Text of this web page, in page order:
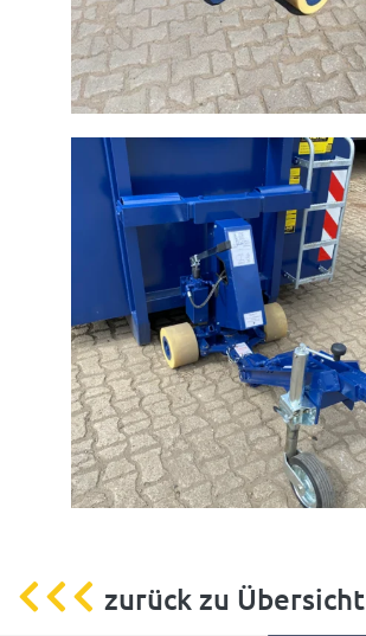
zurück zu Übersicht